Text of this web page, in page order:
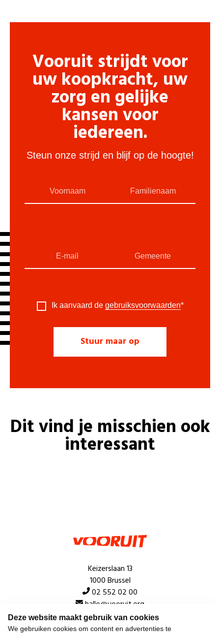
Deze website maakt gebruik van cookies
We gebruiken cookies om content en advertenties te
Vooruit strijdt voor
uw koopkracht, uw
zorg en gelijke
kansen voor
iedereen.
Steun onze strijd en blijf op de hoogte!
Ik aanvaard de gebruiksvoorwaarden*
Dit vind je misschien ook
interessant
Keizerslaan 13
1000 Brussel
02 552 02 00
hallo@vooruit.org